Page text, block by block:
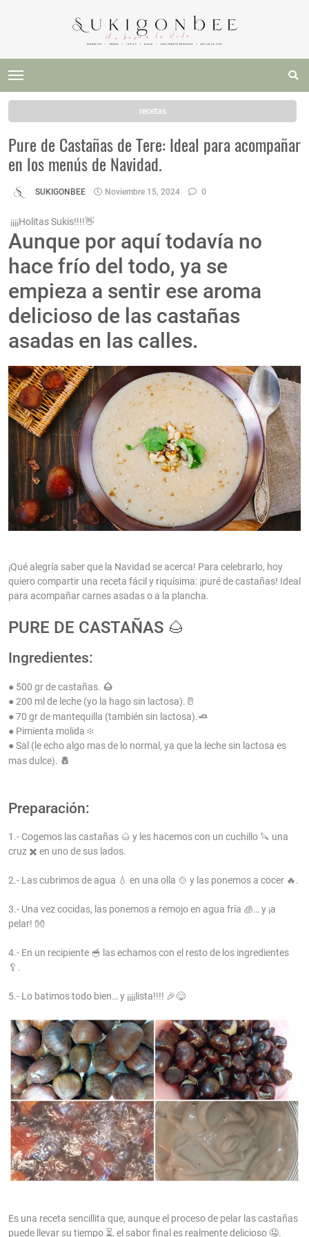
recetas
Pure de Castañas de Tere: Ideal para acompañar
en los menús de Navidad.
SUKIGONBEE Noviembre 15, 2024 0
¡¡¡¡Holitas Sukis!!!!👋
Aunque por aquí todavía no
hace frío del todo, ya se
empieza a sentir ese aroma
delicioso de las castañas
asadas en las calles.
¡Qué alegría saber que la Navidad se acerca! Para celebrarlo, hoy
quiero compartir una receta fácil y riquísima: ¡puré de castañas! Ideal
para acompañar carnes asadas o a la plancha.
PURE DE CASTAÑAS 🌰
Ingredientes:
● 500 gr de castañas. 🌰
● 200 ml de leche (yo la hago sin lactosa).🥛
● 70 gr de mantequilla (también sin lactosa).🧈
● Pimienta molida ፨
● Sal (le echo algo mas de lo normal, ya que la leche sin lactosa es
mas dulce). 🧂
Preparación:
1.- Cogemos las castañas 🌰 y les hacemos con un cuchillo 🔪 una
cruz ✖️ en uno de sus lados.
2.- Las cubrimos de agua 💧 en una olla 🍲 y las ponemos a cocer 🔥.
3.- Una vez cocidas, las ponemos a remojo en agua fría 🧊… y ¡a
pelar! 👐
4.- En un recipiente 🥣 las echamos con el resto de los ingredientes
🥄.
5.- Lo batimos todo bien… y ¡¡¡¡lista!!!! 🎉😋
Es una receta sencillita que, aunque el proceso de pelar las castañas
puede llevar su tiempo ⏳, el sabor final es realmente delicioso 🤤.